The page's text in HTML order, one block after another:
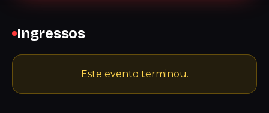
Ingressos
Este evento terminou.